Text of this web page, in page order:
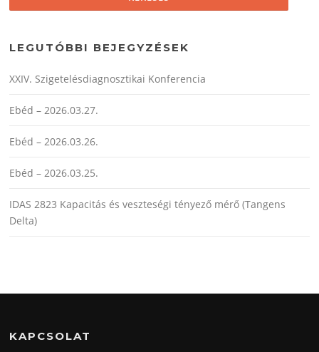
LEGUTÓBBI BEJEGYZÉSEK
XXIV. Szigetelésdiagnosztikai Konferencia
Ebéd – 2026.03.27.
Ebéd – 2026.03.26.
Ebéd – 2026.03.25.
IDAS 2823 Kapacitás és veszteségi tényező mérő (Tangens
Delta)
KAPCSOLAT